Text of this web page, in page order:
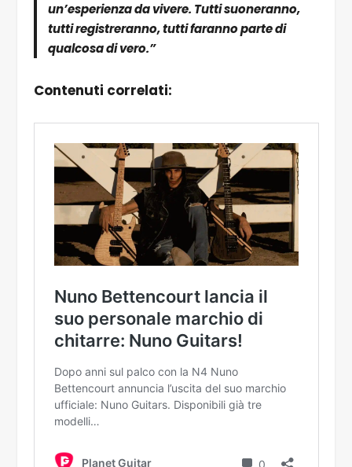
un’esperienza da vivere. Tutti suoneranno,
tutti registreranno, tutti faranno parte di
qualcosa di vero.”
Contenuti correlati: